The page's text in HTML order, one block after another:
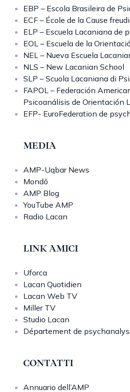
EBP – Escola Brasileira de
ECF – École de la Cause
ELP – Escuela Lacaniana de
EOL – Escuela de la
NEL – Nueva Escuela
NLS – New Lacanian School
SLP – Scuola Lacaniana di
FAPOL – Federación
Psicoanálisis de Orientación
EFP- EuroFederation de
MEDIA
AMP-Uqbar News
Mondō
AMP Blog
YouTube AMP
Radio Lacan
LINK AMICI
Uforca
Lacan Quotidien
Lacan Web TV
Miller TV
Studio Lacan
Département de
CONTATTI
Annuario dell’AMP